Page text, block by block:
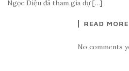
Ngọc Diệu đã tham gia dự […]
READ MORE
No comments